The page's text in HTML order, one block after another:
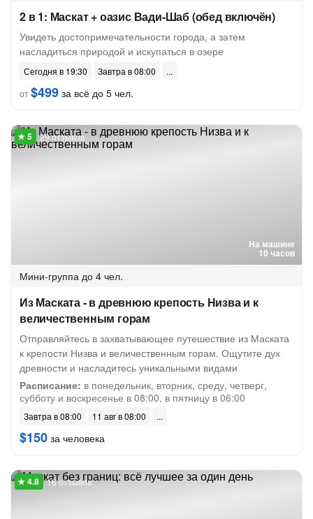
2 в 1: Маскат + оазис Вади-Шаб (обед включён)
Увидеть достопримечательности города, а затем
насладиться природой и искупаться в озере
Сегодня в 19:30
Завтра в 08:00
от$499 за всё до 5 чел.
На машине
10 часов
29 отзывов
Мини-группа до 4 чел.
Из Маската - в древнюю крепость Низва и к
величественным горам
Отправляйтесь в захватывающее путешествие из Маската
к крепости Низва и величественным горам. Ощутите дух
древности и насладитесь уникальными видами
Расписание: в понедельник, вторник, среду, четверг,
субботу и воскресенье в 08:00, в пятницу в 06:00
Завтра в 08:00 11 авг в 08:00
$150 за человека
16 отзывов